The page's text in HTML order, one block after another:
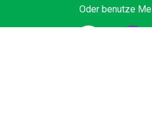
Oder benutze